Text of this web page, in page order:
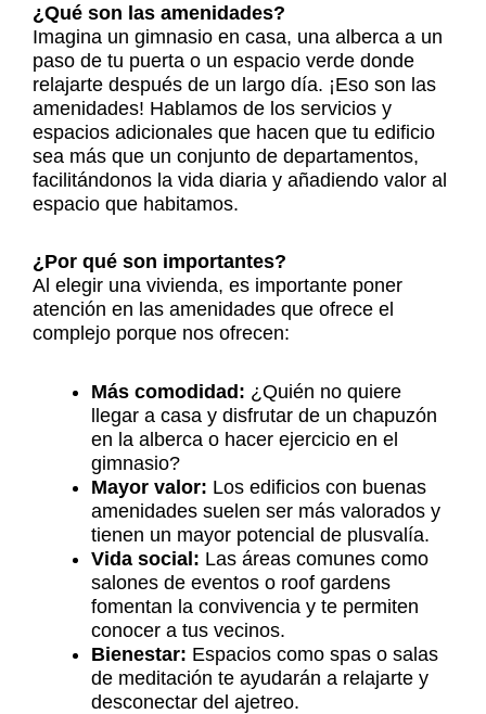
¿Qué son las amenidades?
Imagina un gimnasio en casa, una alberca a un
paso de tu puerta o un espacio verde donde
relajarte después de un largo día. ¡Eso son las
amenidades! Hablamos de los servicios y
espacios adicionales que hacen que tu edificio
sea más que un conjunto de departamentos,
facilitándonos la vida diaria y añadiendo valor al
espacio que habitamos.
¿Por qué son importantes?
Al elegir una vivienda, es importante poner
atención en las amenidades que ofrece el
complejo porque nos ofrecen:
Más comodidad: ¿Quién no quiere
llegar a casa y disfrutar de un chapuzón
en la alberca o hacer ejercicio en el
gimnasio?
Mayor valor: Los edificios con buenas
amenidades suelen ser más valorados y
tienen un mayor potencial de plusvalía.
Vida social: Las áreas comunes como
salones de eventos o roof gardens
fomentan la convivencia y te permiten
conocer a tus vecinos.
Bienestar: Espacios como spas o salas
de meditación te ayudarán a relajarte y
desconectar del ajetreo.